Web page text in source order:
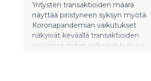
Yritysten transaktioiden määrä
näyttää piristyneen syksyn myötä.
Koronapandemian vaikutukset
näkyivät keväällä transaktioiden
määrässä niiden selkeänä laskuna.